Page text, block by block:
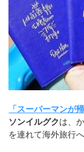
「スーパーマンが
ソンイルグクは、
を連れて海外旅行へ